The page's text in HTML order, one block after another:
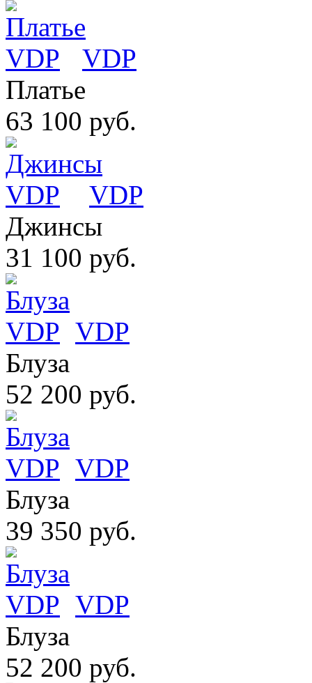
VDP
Платье
63 100 руб.
VDP
Джинсы
31 100 руб.
VDP
Блуза
52 200 руб.
VDP
Блуза
39 350 руб.
VDP
Блуза
52 200 руб.